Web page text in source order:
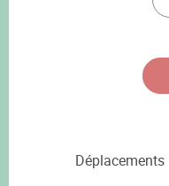
Déplacements